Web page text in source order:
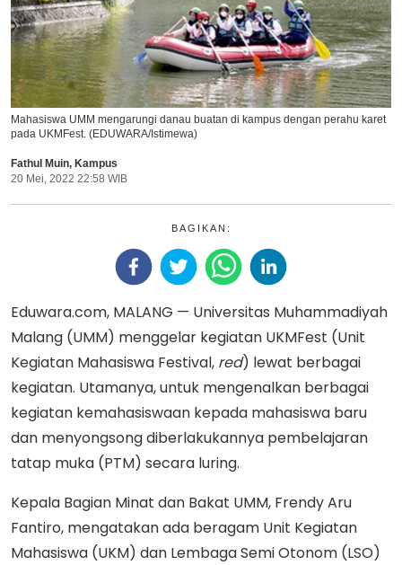
Ikuti Kami di:
Mahasiswa UMM mengarungi danau buatan di kampus dengan perahu karet
pada UKMFest. (EDUWARA/Istimewa)
Fathul Muin, Kampus
20 Mei, 2022 22:58 WIB
BAGIKAN:
Eduwara.com, MALANG — Universitas Muhammadiyah
Malang (UMM) menggelar kegiatan UKMFest (Unit
Kegiatan Mahasiswa Festival, red) lewat berbagai
kegiatan. Utamanya, untuk mengenalkan berbagai
kegiatan kemahasiswaan kepada mahasiswa baru
dan menyongsong diberlakukannya pembelajaran
tatap muka (PTM) secara luring.
Kepala Bagian Minat dan Bakat UMM, Frendy Aru
Fantiro, mengatakan ada beragam Unit Kegiatan
Mahasiswa (UKM) dan Lembaga Semi Otonom (LSO)